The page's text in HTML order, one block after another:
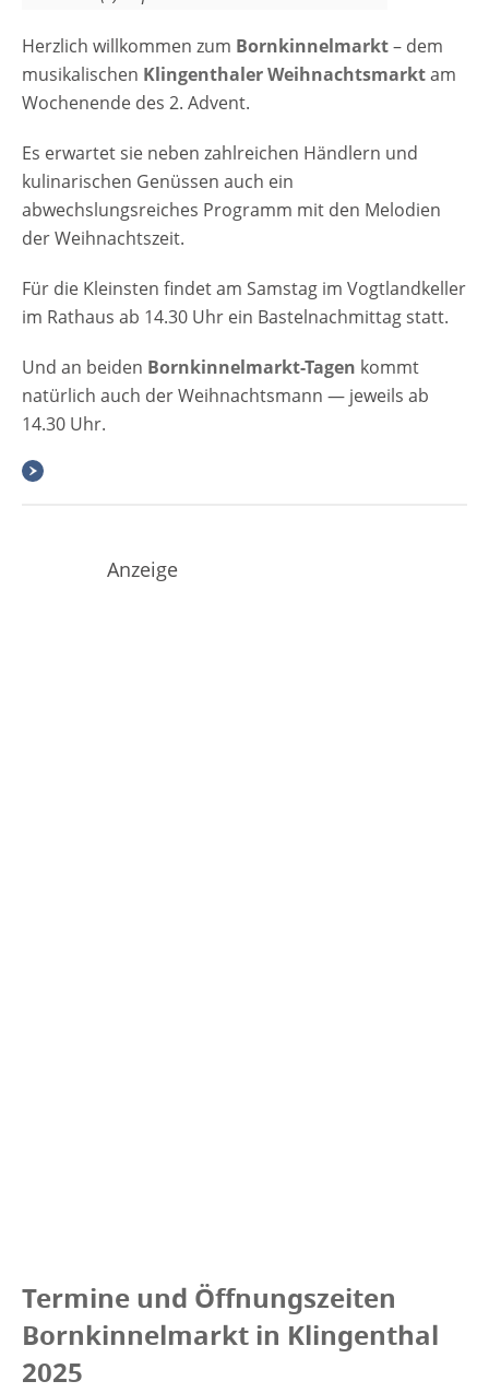
Herzlich willkommen zum Bornkinnelmarkt– dem
musikalischen Klingenthaler Weihnachtsmarktam
Wochenende des 2. Advent.
Es erwartet sie neben zahlreichen Händlern und
kulinarischen Genüssen auch ein
abwechslungsreiches Programm mit den Melodien
der Weihnachtszeit.
Für die Kleinsten findet am Samstag im Vogtlandkeller
im Rathaus ab 14.30 Uhr ein Bastelnachmittag statt.
Und an beiden Bornkinnelmarkt-Tagen kommt
natürlich auch der Weihnachtsmann — jeweils ab
14.30 Uhr.
Anzeige
Termine und Öffnungszeiten
Bornkinnelmarkt in Klingenthal
2025